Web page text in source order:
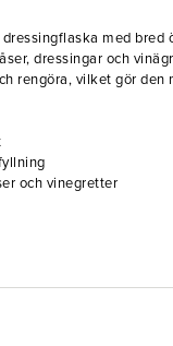
med bred
dressingar och
rengöra, vilket gör den
och vinegretter